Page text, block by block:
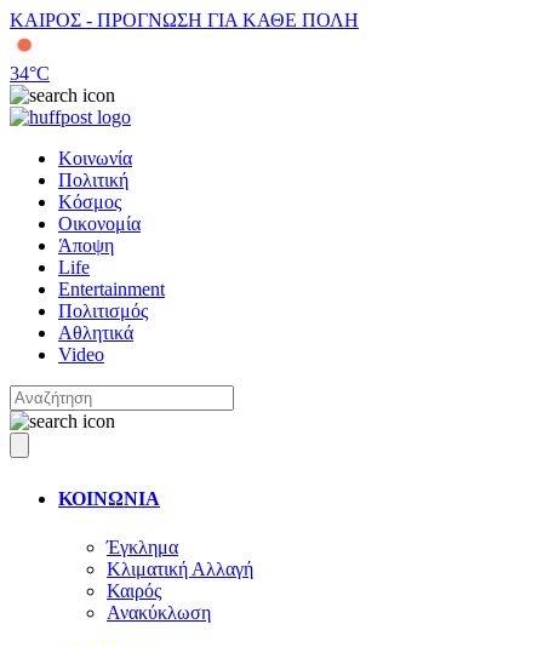
ΚΑΙΡΟΣ - ΠΡΟΓΝΩΣΗ ΓΙΑ ΚΑΘΕ ΠΟΛΗ
34°C
Κοινωνία
Πολιτική
Κόσμος
Οικονομία
Άποψη
Life
Entertainment
Πολιτισμός
Αθλητικά
Video
ΚΟΙΝΩΝΙΑ
Έγκλημα
Κλιματική Αλλαγή
Καιρός
Ανακύκλωση